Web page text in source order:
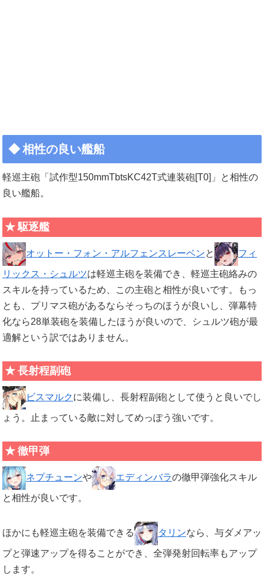
相性の良い艦船
軽巡主砲「試作型150mmTbtsKC42T式連装砲[T0]」と相性の
良い艦船。
駆逐艦
オットー・フォン・アルフェンスレーベンと フィ
リックス・シュルツは軽巡主砲を装備でき、軽巡主砲絡みの
スキルを持っているため、この主砲と相性が良いです。もっ
とも、プリマス砲があるならそっちのほうが良いし、弾幕特
化なら28単装砲を装備したほうが良いので、シュルツ砲が最
適解という訳ではありません。
長射程副砲
ビスマルクに装備し、長射程副砲として使うと良いでし
ょう。止まっている敵に対してめっぽう強いです。
徹甲弾
ネプチューンや エディンバラの徹甲弾強化スキル
と相性が良いです。
ほかにも軽巡主砲を装備できる タリンなら、与ダメアッ
プと弾速アップを得ることができ、全弾発射回転率もアップ
します。